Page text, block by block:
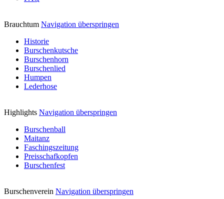
Brauchtum Navigation überspringen
Historie
Burschenkutsche
Burschenhorn
Burschenlied
Humpen
Lederhose
Highlights Navigation überspringen
Burschenball
Maitanz
Faschingszeitung
Preisschafkopfen
Burschenfest
Burschenverein Navigation überspringen